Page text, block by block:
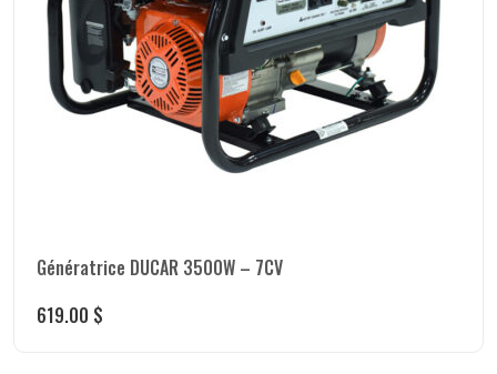
Génératrice DUCAR 3500W – 7CV
619.00 $